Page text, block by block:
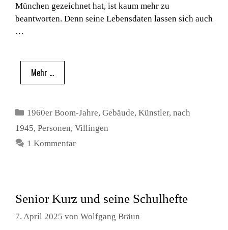
München gezeichnet hat, ist kaum mehr zu
beantworten. Denn seine Lebensdaten lassen sich auch
…
Mehr …
Kategorien
1960er Boom-Jahre,Gebäude,Künstler,nach
1945, Personen, Villingen
1 Kommentar
Senior Kurz und seine Schulhefte
7. April 2025 von Wolfgang Bräun